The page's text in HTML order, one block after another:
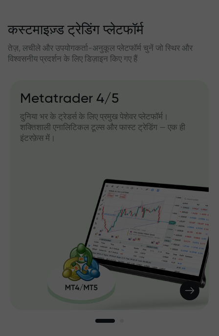
कस्टमाइज़्ड ट्रेडिंग प्लेटफॉर्म
तेज़, लचीले और उपयोगकर्ता-अनुकूल प्लेटफॉर्म चुनें जो स्थिर और
विश्वसनीय प्रदर्शन के लिए डिज़ाइन किए गए हैं
Metatrader 4/5
दुनिया भर के ट्रेडर्स के लिए प्रमुख पेशेवर प्लेटफॉर्म।
शक्तिशाली एनालिटिकल टूल्स और फास्ट ट्रेडिंग — एक ही
इंटरफ़ेस में।